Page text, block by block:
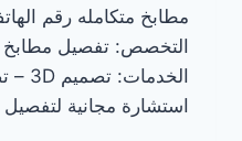
التخصص: تفصيل
الخدمات: تصميم 3D – تصنيع – تركيب – صيانة
استشارة مجانية